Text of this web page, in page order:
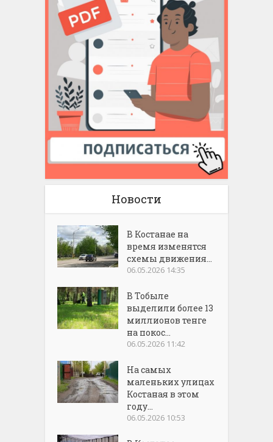
Новости
В Костанае на
время изменятся
схемы движения...
06.05.2026 14:35
В Тобыле
выделили более 13
миллионов тенге
на покос...
06.05.2026 11:42
На самых
маленьких улицах
Костаная в этом
году...
06.05.2026 10:53